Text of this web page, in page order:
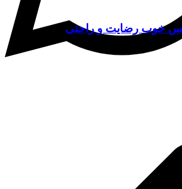
خوب رضایت و راحتی